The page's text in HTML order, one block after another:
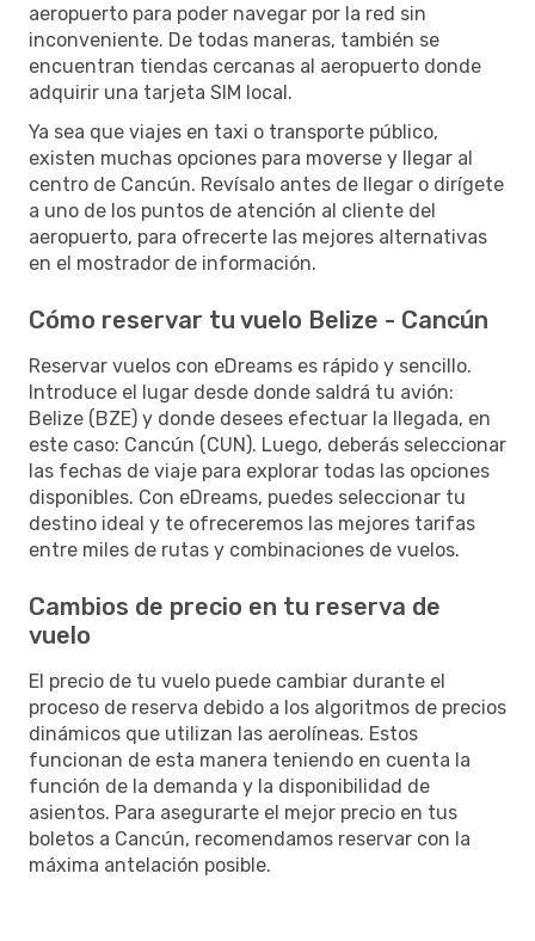
aeropuerto para poder navegar por la red sin
inconveniente. De todas maneras, también se
encuentran tiendas cercanas al aeropuerto donde
adquirir una tarjeta SIM local.
Ya sea que viajes en taxi o transporte público,
existen muchas opciones para moverse y llegar al
centro de Cancún. Revísalo antes de llegar o dirígete
a uno de los puntos de atención al cliente del
aeropuerto, para ofrecerte las mejores alternativas
en el mostrador de información.
Cómo reservar tu vuelo Belize - Cancún
Reservar vuelos con eDreams es rápido y sencillo.
Introduce el lugar desde donde saldrá tu avión:
Belize (BZE) y donde desees efectuar la llegada, en
este caso: Cancún (CUN). Luego, deberás seleccionar
las fechas de viaje para explorar todas las opciones
disponibles. Con eDreams, puedes seleccionar tu
destino ideal y te ofreceremos las mejores tarifas
entre miles de rutas y combinaciones de vuelos.
Cambios de precio en tu reserva de
vuelo
El precio de tu vuelo puede cambiar durante el
proceso de reserva debido a los algoritmos de precios
dinámicos que utilizan las aerolíneas. Estos
funcionan de esta manera teniendo en cuenta la
función de la demanda y la disponibilidad de
asientos. Para asegurarte el mejor precio en tus
boletos a Cancún, recomendamos reservar con la
máxima antelación posible.